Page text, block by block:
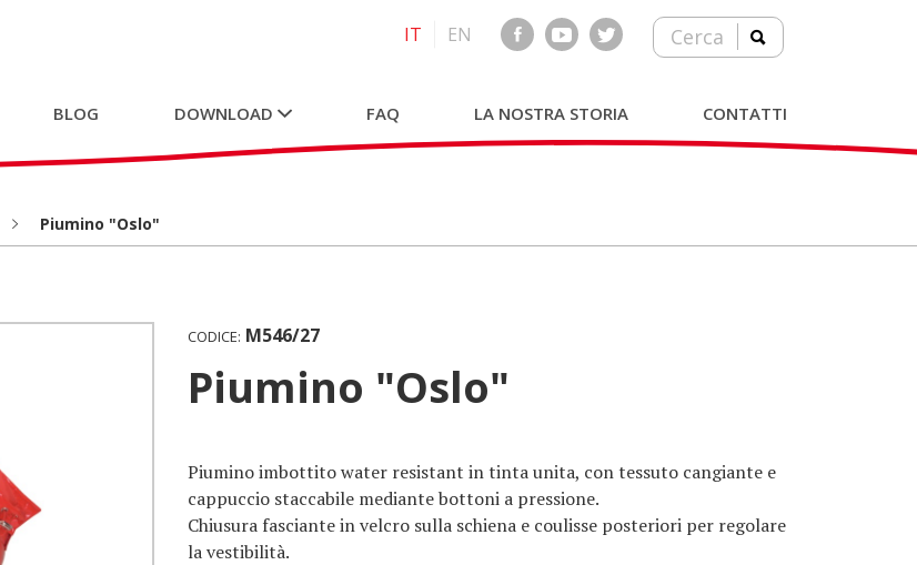
IT EN Cerca
BLOG DOWNLOAD FAQ LA NOSTRA STORIA CONTATTI
Piumino "Oslo"
CODICE: M546/27
Piumino "Oslo"
Piumino imbottito water resistant in tinta unita, con tessuto cangiante e
cappuccio staccabile mediante bottoni a pressione.
Chiusura fasciante in velcro sulla schiena e coulisse posteriori per regolare
la vestibilità.